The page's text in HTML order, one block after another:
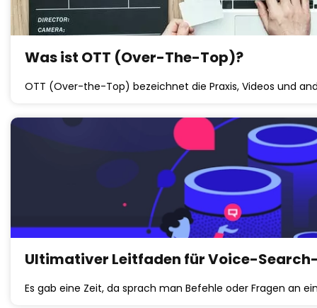
Was ist OTT (Over-The-Top)?
OTT (Over-the-Top) bezeichnet die Praxis, Videos und
Ultimativer Leitfaden für Voice-
Es gab eine Zeit, da sprach man Befehle oder Fragen an